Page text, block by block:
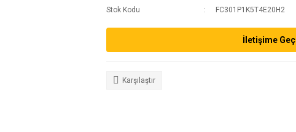
Stok Kodu
FC301P1K5T4E20H2
İletişime Geç
Karşılaştır